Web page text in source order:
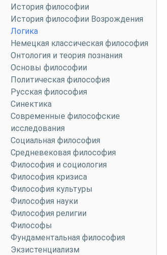
История философии
История философии Возрождения
Логика
Немецкая классическая философия
Онтология и теория познания
Основы философии
Политическая философия
Русская философия
Синектика
Современные философские
исследования
Социальная философия
Средневековая философия
Философия и социология
Философия кризиса
Философия культуры
Философия науки
Философия религии
Философы
Фундаментальная философия
Экзистенциализм